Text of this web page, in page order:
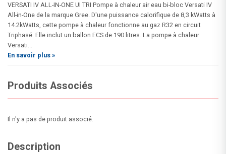
VERSATI IV ALL-IN-ONE UI TRI Pompe à chaleur air eau bi-bloc Versati IV
All-in-One de la marque Gree. D'une puissance calorifique de 8,3 kWatts à
14.2kWatts, cette pompe à chaleur fonctionne au gaz R32 en circuit
Triphasé. Elle inclut un ballon ECS de 190 litres. La pompe à chaleur
Versati...
En savoir plus »
Produits Associés
Il n'y a pas de produit associé.
Description